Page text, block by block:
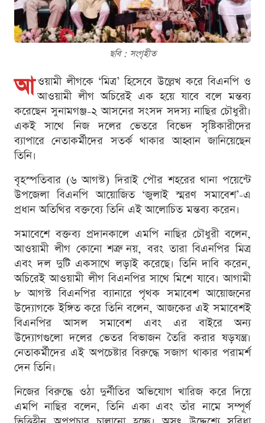
ছবি : সংগৃহীত
আ ওয়ামী লীগকে ‘মিত্র’ হিসেবে উল্লেখ করে বিএনপি ও
আওয়ামী লীগ অচিরেই এক হয়ে যাবে বলে মন্তব্য
করেছেন সুনামগঞ্জ-২ আসনের সংসদ সদস্য নাছির চৌধুরী।
একই সাথে নিজ দলের ভেতরে বিভেদ সৃষ্টিকারীদের
ব্যাপারে নেতাকর্মীদের সতর্ক থাকার আহ্বান জানিয়েছেন
তিনি।
বৃহস্পতিবার (৬ আগস্ট) দিরাই পৌর শহরের থানা পয়েন্টে
উপজেলা বিএনপি আয়োজিত ‘জুলাই স্মরণ সমাবেশ’-এ
প্রধান অতিথির বক্তব্যে তিনি এই আলোচিত মন্তব্য করেন।
সমাবেশে বক্তব্য প্রদানকালে এমপি নাছির চৌধুরী বলেন,
আওয়ামী লীগ কোনো শত্রু নয়, বরং তারা বিএনপির মিত্র
এবং দল দুটি একসাথে লড়াই করেছে। তিনি দাবি করেন,
অচিরেই আওয়ামী লীগ বিএনপির সাথে মিশে যাবে। আগামী
৮ আগস্ট বিএনপির ব্যানারে পৃথক সমাবেশ আয়োজনের
উদ্যোগকে ইঙ্গিত করে তিনি বলেন, আজকের এই সমাবেশই
বিএনপির আসল সমাবেশ এবং এর বাইরে অন্য
উদ্যোগগুলো দলের ভেতর বিভাজন তৈরি করার ষড়যন্ত্র।
নেতাকর্মীদের এই অপচেষ্টার বিরুদ্ধে সজাগ থাকার পরামর্শ
দেন তিনি।
নিজের বিরুদ্ধে ওঠা দুর্নীতির অভিযোগ খারিজ করে দিয়ে
এমপি নাছির বলেন, তিনি একা এবং তাঁর নামে সম্পূর্ণ